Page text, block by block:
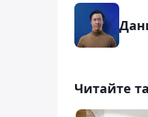
Читайте